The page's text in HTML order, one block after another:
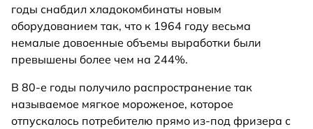
годы снабдил хладокомбинаты новым
оборудованием так, что к 1964 году весьма
немалые довоенные объемы выработки были
превышены более чем на 244%.
В 80-е годы получило распространение так
называемое мягкое мороженое, которое
отпускалось потребителю прямо из-под фризера с